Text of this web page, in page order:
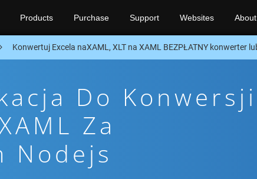
Products Purchase Support Websites About
Konwertuj Excela naXAML, XLT na XAML BEZPŁATNY konwerter
Do Konwersji
Za
Nodejs